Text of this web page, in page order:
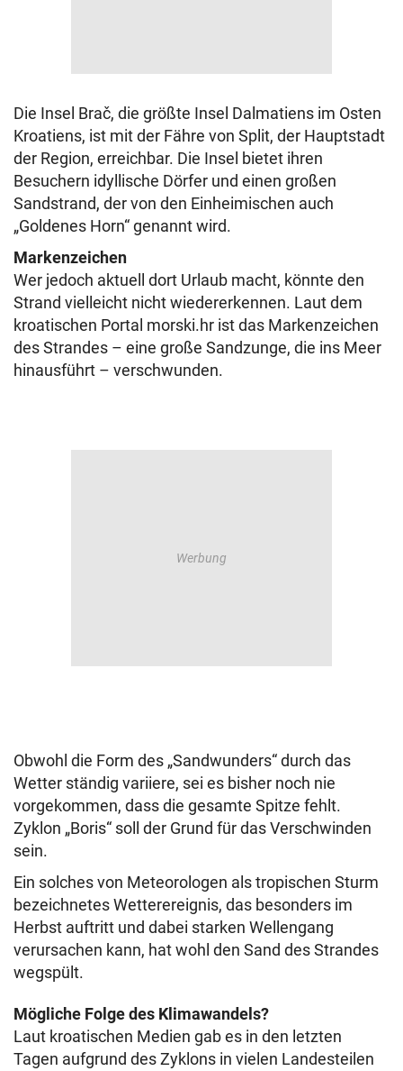
Die Insel Brač, die größte Insel Dalmatiens im Osten
Kroatiens, ist mit der Fähre von Split, der Hauptstadt
der Region, erreichbar. Die Insel bietet ihren
Besuchern idyllische Dörfer und einen großen
Sandstrand, der von den Einheimischen auch
„Goldenes Horn“ genannt wird.
Markenzeichen
Wer jedoch aktuell dort Urlaub macht, könnte den
Strand vielleicht nicht wiedererkennen. Laut dem
kroatischen Portal morski.hr ist das Markenzeichen
des Strandes – eine große Sandzunge, die ins Meer
hinausführt – verschwunden.
Obwohl die Form des „Sandwunders“ durch das
Wetter ständig variiere, sei es bisher noch nie
vorgekommen, dass die gesamte Spitze fehlt.
Zyklon „Boris“ soll der Grund für das Verschwinden
sein.
Ein solches von Meteorologen als tropischen Sturm
bezeichnetes Wetterereignis, das besonders im
Herbst auftritt und dabei starken Wellengang
verursachen kann, hat wohl den Sand des Strandes
wegspült.
Mögliche Folge des Klimawandels?
Laut kroatischen Medien gab es in den letzten
Tagen aufgrund des Zyklons in vielen Landesteilen